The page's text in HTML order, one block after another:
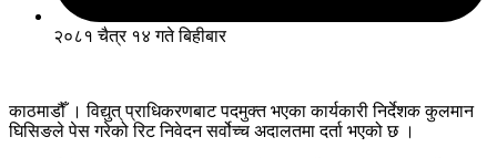
२०८१ चैत्र १४ गते बिहीबार
काठमाडौँ । विद्युत् प्राधिकरणबाट पदमुक्त भएका कार्यकारी निर्देशक कुलमान
घिसिङले पेस गरेको रिट निवेदन सर्वोच्च अदालतमा दर्ता भएको छ ।